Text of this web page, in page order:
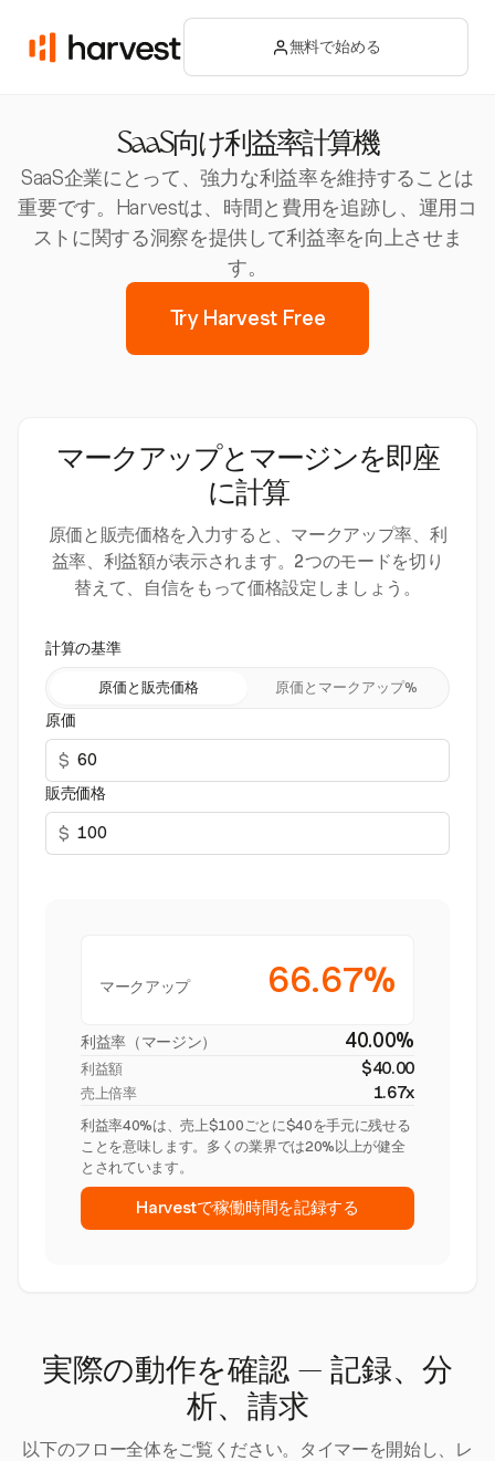
無料で始める
SaaS向け利益率計算機
SaaS企業にとって、強力な利益率を維持することは
重要です。Harvestは、時間と費用を追跡し、運用コ
ストに関する洞察を提供して利益率を向上させま
す。
Try Harvest Free
マークアップとマージンを即座
に計算
原価と販売価格を入力すると、マークアップ率、利
益率、利益額が表示されます。2つのモードを切り
替えて、自信をもって価格設定しましょう。
計算の基準
原価と販売価格 原価とマークアップ%
原価
$
販売価格
$
マークアップ 66.67%
利益率（マージン） 40.00%
利益額 $40.00
売上倍率 1.67x
利益率40%は、売上$100ごとに$40を手元に残せる
ことを意味します。多くの業界では20%以上が健全
とされています。
Harvestで稼働時間を記録する
実際の動作を確認 — 記録、分
析、請求
以下のフロー全体をご覧ください。タイマーを開始し、レ